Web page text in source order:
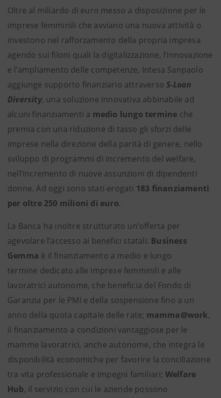
Oltre al miliardo di euro messo a disposizione per le
imprese femminili che avviano una nuova attività o
investono nel rafforzamento della propria impresa
agendo sui filoni quali la digitalizzazione, l’innovazione
e l’ampliamento delle competenze, Intesa Sanpaolo
aggiunge supporto finanziario attraversoS-Loan
Diversity, una soluzione innovativa abbinabile ad
alcuni finanziamenti a medio lungo termine che
premia con una riduzione di tasso gli sforzi delle
imprese nella direzione della parità di genere, nello
sviluppo di programmi di incremento del welfare,
nell’incremento di nuove assunzioni di dipendenti
donne. Ad oggi sono stati erogati 183 finanziamenti
per oltre 250 milioni di euro.
La Banca ha inoltre strutturato un’offerta per
agevolare l’accesso ai benefici statali: Business
Gemma è il finanziamento a medio e lungo
termine dedicato alle imprese femminili e alle
lavoratrici autonome, che beneficia del Fondo di
Garanzia per le PMI e della sospensione fino a un
anno della quota capitale delle rate; mamma@work,
il finanziamento a condizioni vantaggiose per le
mamme lavoratrici, anche autonome, che integra le
disponibilità economiche per favorire la conciliazione
tra vita professionale e impegni familiari; Welfare
Hub, il servizio con cui le aziende possono